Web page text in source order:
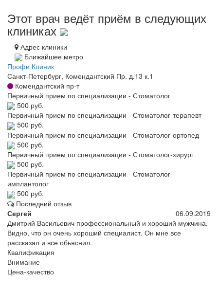
Этот врач ведёт приём в следующих
клиниках
Адрес клиники
Ближайшее метро
Профи Клиник
Санкт-Петербург, Комендантский Пр. д.13 к.1
Комендантский пр-т
Первичный прием по специализации - Стоматолог
500 руб.
Первичный прием по специализации - Стоматолог-терапевт
500 руб.
Первичный прием по специализации - Стоматолог-ортопед
500 руб.
Первичный прием по специализации - Стоматолог-хирург
500 руб.
Первичный прием по специализации - Стоматолог-
имплантолог
500 руб.
Последний отзыв
Сергей
06.09.2019
Дмитрий Васильевич профессиональный и хороший мужчина.
Видно, что он очень хороший специалист. Он мне все
рассказал и все обьяснил.
Квалификация
Внимание
Цена-качество